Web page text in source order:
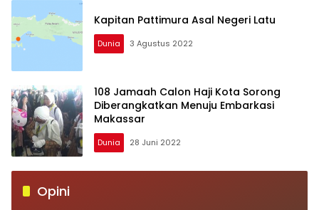
Kapitan Pattimura Asal Negeri Latu
Dunia 3 Agustus 2022
108 Jamaah Calon Haji Kota Sorong
Diberangkatkan Menuju Embarkasi
Makassar
Dunia 28 Juni 2022
Opini